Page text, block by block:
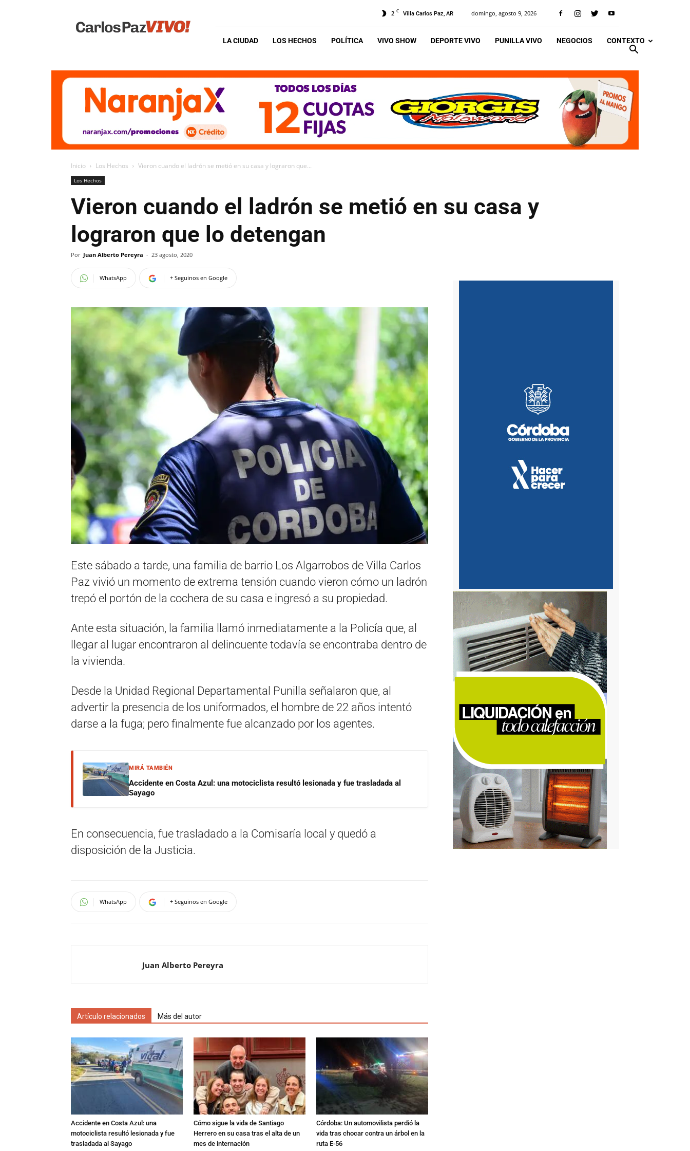
Vivo
2 C Villa Carlos Paz, AR domingo, agosto 9, 2026
LA CIUDAD LOS HECHOS POLÍTICA VIVO SHOW DEPORTE VIVO PUNILLA VIVO NEGOCIOS CONTEXTO
Inicio Los Hechos Vieron cuando el ladrón se metió en su casa y lograron que...
Los Hechos
Vieron cuando el ladrón se metió en su casa y
lograron que lo detengan
Por Juan Alberto Pereyra - 23 agosto, 2020
WhatsApp + Seguinos en Google
Este sábado a tarde, una familia de barrio Los Algarrobos de Villa Carlos
Paz vivió un momento de extrema tensión cuando vieron cómo un ladrón
trepó el portón de la cochera de su casa e ingresó a su propiedad.
Ante esta situación, la familia llamó inmediatamente a la Policía que, al
llegar al lugar encontraron al delincuente todavía se encontraba dentro de
la vivienda.
Desde la Unidad Regional Departamental Punilla señalaron que, al
advertir la presencia de los uniformados, el hombre de 22 años intentó
darse a la fuga; pero finalmente fue alcanzado por los agentes.
MIRÁ TAMBIÉN
Accidente en Costa Azul: una motociclista resultó lesionada y fue trasladada al
Sayago
En consecuencia, fue trasladado a la Comisaría local y quedó a
disposición de la Justicia.
WhatsApp + Seguinos en Google
Juan Alberto Pereyra
Artículo relacionados Más del autor
Accidente en Costa Azul: una
motociclista resultó lesionada y fue
trasladada al Sayago
Cómo sigue la vida de Santiago
Herrero en su casa tras el alta de un
mes de internación
Córdoba: Un automovilista perdió la
vida tras chocar contra un árbol en la
ruta E-56